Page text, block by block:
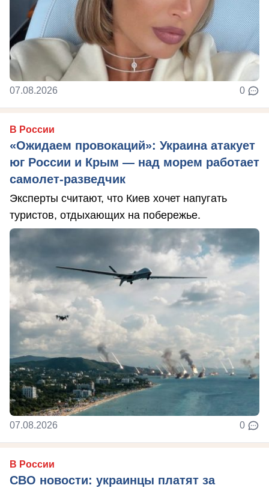
07.08.2026 0
В России
«Ожидаем провокаций»: Украина атакует
юг России и Крым — над морем работает
самолет-разведчик
Эксперты считают, что Киев хочет напугать
туристов, отдыхающих на побережье.
07.08.2026 0
В России
СВО новости: украинцы платят за